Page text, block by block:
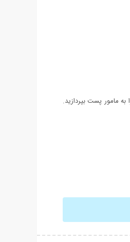
مامور پست بپردازید.